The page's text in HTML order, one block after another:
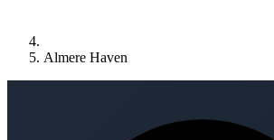
Almere Haven